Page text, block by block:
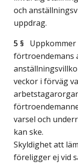
och
uppdrag.
5 § Uppkommer
förtroendemans
veckor i förväg
varsel och
kan ske.
Skyldighet att
föreligger ej vid